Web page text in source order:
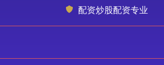
配资炒股配资专业